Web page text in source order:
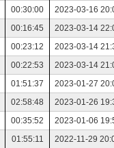
00:30:00 2023-03-16
00:16:45 2023-03-14
00:23:12 2023-03-14
00:22:53 2023-03-14
01:51:37 2023-01-27
02:58:48 2023-01-26
00:35:52 2023-01-06
01:55:11 2022-11-29